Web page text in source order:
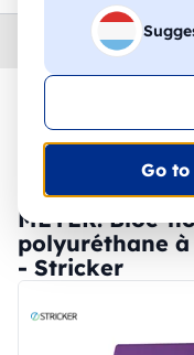
Go
Papeterie ›
🔥
MEYER. Bloc-
polyuréthane à
- Stricker